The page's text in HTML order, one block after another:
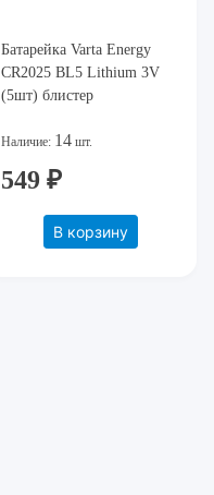
Батарейка Varta Energy
CR2025 BL5 Lithium 3V
(5шт) блистер
Наличие: 14 шт.
549 ₽
В корзину